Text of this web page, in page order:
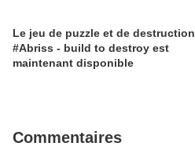
Le jeu de puzzle et de destruction
#Abriss - build to destroy est
maintenant disponible
Commentaires